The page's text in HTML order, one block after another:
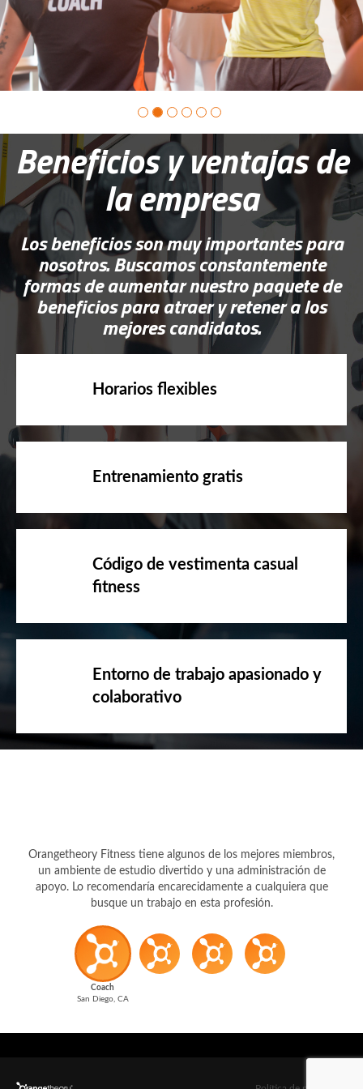
Beneficios y ventajas de
la empresa
Los beneficios son muy importantes para
nosotros. Buscamos constantemente
formas de aumentar nuestro paquete de
beneficios para atraer y retener a los
mejores candidatos.
fitness
colaborativo
un ambiente de estudio divertido y una administración de
apoyo. Lo recomendaría encarecidamente a cualquiera que
busque un trabajo en esta profesión.
Coach
San Diego, CA